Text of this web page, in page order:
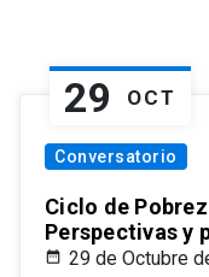
29 OCT
Conversatorio
Ciclo de
Perspectivas y
29 de Octubre